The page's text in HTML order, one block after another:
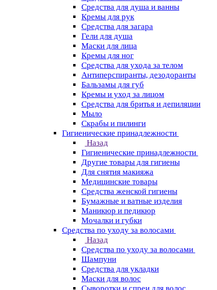
Средства для душа и ванны
Кремы для рук
Средства для загара
Гели для душа
Маски для лица
Кремы для ног
Средства для ухода за телом
Антиперспиранты, дезодоранты
Бальзамы для губ
Кремы и уход за лицом
Средства для бритья и депиляции
Мыло
Скрабы и пилинги
Гигиенические принадлежности
Назад
Гигиенические принадлежности
Другие товары для гигиены
Для снятия макияжа
Медицинские товары
Средства женской гигиены
Бумажные и ватные изделия
Маникюр и педикюр
Мочалки и губки
Средства по уходу за волосами
Назад
Средства по уходу за волосами
Шампуни
Средства для укладки
Маски для волос